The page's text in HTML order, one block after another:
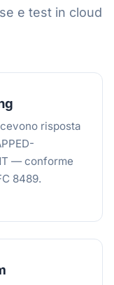
e test in cloud
risposta
— conforme
8489.